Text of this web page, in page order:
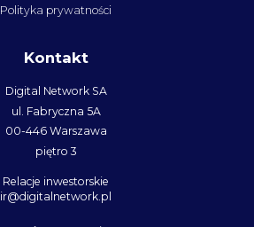
Polityka prywatności
Kontakt
Digital Network SA
ul. Fabryczna 5A
00-446 Warszawa
piętro 3
Relacje inwestorskie
ir@digitalnetwork.pl